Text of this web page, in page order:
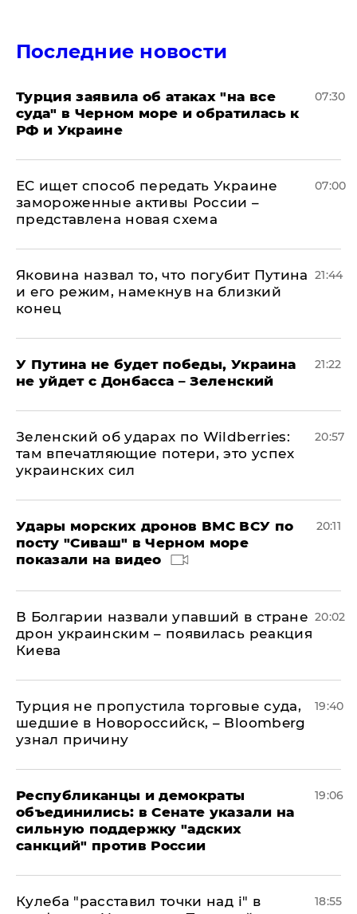
Последние новости
Турция заявила об атаках "на все
суда" в Черном море и обратилась к
РФ и Украине
07:30
ЕС ищет способ передать Украине
замороженные активы России –
представлена новая схема
07:00
Яковина назвал то, что погубит Путина
и его режим, намекнув на близкий
конец
21:44
У Путина не будет победы, Украина
не уйдет с Донбасса – Зеленский
21:22
Зеленский об ударах по Wildberries:
там впечатляющие потери, это успех
украинских сил
20:57
Удары морских дронов ВМС ВСУ по
посту "Сиваш" в Черном море
показали на видео
20:11
В Болгарии назвали упавший в стране
дрон украинским – появилась реакция
Киева
20:02
Турция не пропустила торговые суда,
шедшие в Новороссийск, – Bloomberg
узнал причину
19:40
Республиканцы и демократы
объединились: в Сенате указали на
сильную поддержку "адских
санкций" против России
19:06
Кулеба "расставил точки над і" в
18:55